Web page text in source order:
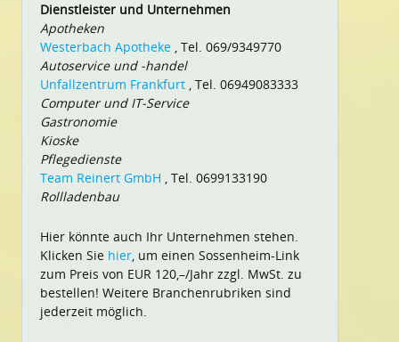
Dienstleister und Unternehmen
Apotheken
Westerbach Apotheke , Tel. 069/9349770
Autoservice und -handel
Unfallzentrum Frankfurt , Tel. 06949083333
Computer und IT-Service
Gastronomie
Kioske
Pflegedienste
Team Reinert GmbH , Tel. 0699133190
Rollladenbau
Hier könnte auch Ihr Unternehmen stehen.
Klicken Sie hier, um einen Sossenheim-Link
zum Preis von EUR 120,–/Jahr zzgl. MwSt. zu
bestellen! Weitere Branchenrubriken sind
jederzeit möglich.